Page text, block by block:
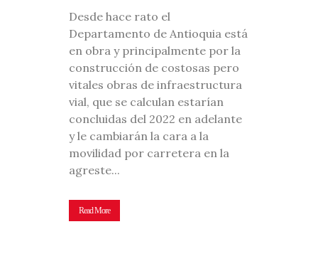
Desde hace rato el
Departamento de Antioquia está
en obra y principalmente por la
construcción de costosas pero
vitales obras de infraestructura
vial, que se calculan estarían
concluidas del 2022 en adelante
y le cambiarán la cara a la
movilidad por carretera en la
agreste...
Read More